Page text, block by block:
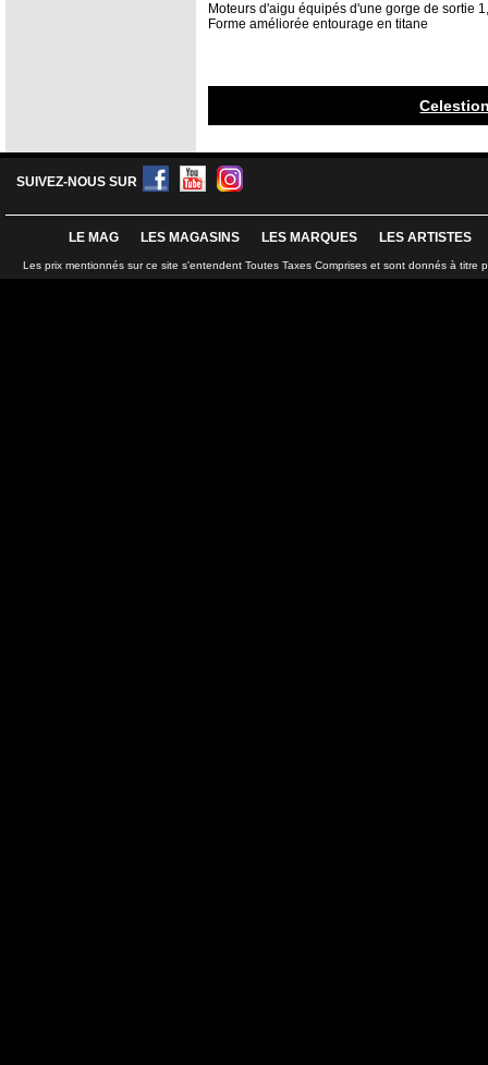
Moteurs d'aigu équipés d'une gorge de sortie
Forme améliorée entourage en titane
SUIVEZ-NOUS SUR
LE MAG LES MAGASINS LES MARQUES LES ARTISTES
Les prix mentionnés sur ce site s'entendent Toutes Taxes Comprises et sont donnés à